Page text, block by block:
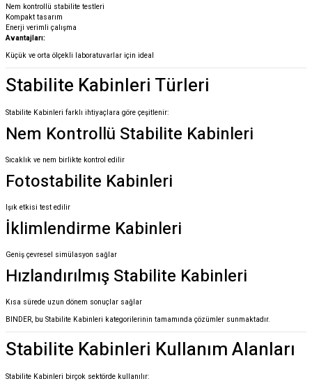
Nem kontrollü stabilite testleri
Kompakt tasarım
Enerji verimli çalışma
Avantajları:
Küçük ve orta ölçekli laboratuvarlar için ideal
Stabilite Kabinleri Türleri
Stabilite Kabinleri farklı ihtiyaçlara göre çeşitlenir:
Nem Kontrollü Stabilite Kabinleri
Sıcaklık ve nem birlikte kontrol edilir
Fotostabilite Kabinleri
Işık etkisi test edilir
İklimlendirme Kabinleri
Geniş çevresel simülasyon sağlar
Hızlandırılmış Stabilite Kabinleri
Kısa sürede uzun dönem sonuçlar sağlar
BINDER, bu Stabilite Kabinleri kategorilerinin tamamında çözümler sunmaktadır.
Stabilite Kabinleri Kullanım Alanları
Stabilite Kabinleri birçok sektörde kullanılır: